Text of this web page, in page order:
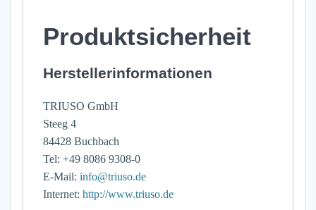
Produktsicherheit
Herstellerinformationen
TRIUSO GmbH
Steeg 4
84428 Buchbach
Tel: +49 8086 9308-0
E-Mail: info@triuso.de
Internet: http://www.triuso.de